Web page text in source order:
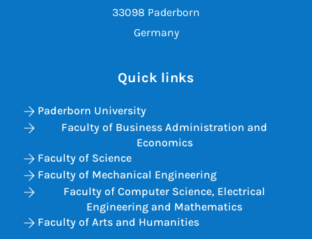
33098 Paderborn
Germany
Quick links
Paderborn University
Faculty of Business Administration and
Economics
Faculty of Science
Faculty of Mechanical Engineering
Faculty of Computer Science, Electrical
Engineering and Mathematics
Faculty of Arts and Humanities